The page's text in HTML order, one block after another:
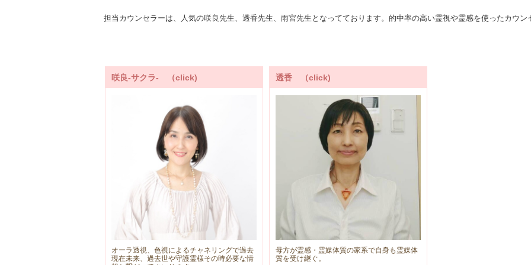
担当カウンセラーは、人気の咲良先生、透香先生、雨宮先生となってております。的中率の高い霊視や霊感を使ったカウン
咲良-サクラ- （click)
オーラ透視、色視によるチャネリングで過去
現在未来、過去世や守護霊様その時必要な情
透香 （click)
母方が霊感・霊媒体質の家系で自身も霊媒体
質を受け継ぐ。